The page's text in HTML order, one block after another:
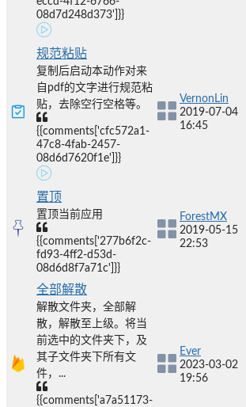
08d7d248d373']}}
规范粘贴
复制后启动本动作对来
自pdf的文字进行规范粘
贴，去除空行空格等。
{{comments['cfc572a1-
47c8-4fab-2457-
08d6d7620f1e']}}
VernonLin
2019-07-04
16:45
置顶
置顶当前应用
{{comments['277b6f2c-
fd93-4ff2-d53d-
08d6d8f7a71c']}}
ForestMX
2019-05-15
22:53
全部解散
解散文件夹，全部解
散，解散至上级。将当
前选中的文件夹下，及
其子文件夹下所有文
件，...
{{comments['a7a51173-
Ever
2023-03-02
19:56